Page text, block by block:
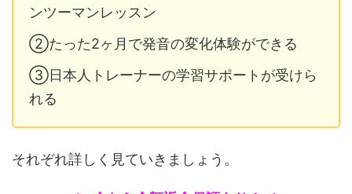
ンツーマンレッスン
②たった2ヶ月で発音の変化体験ができる
③日本人トレーナーの学習サポートが受けら
れる
それぞれ詳しく見ていきましょう。